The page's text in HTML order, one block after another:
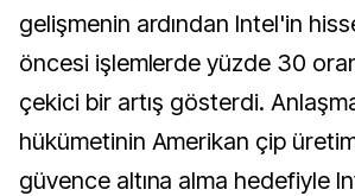
gelişmenin ardından Intel'in
öncesi işlemlerde yüzde 30
çekici bir artış gösterdi.
hükümetinin Amerikan çip
güvence altına alma hedefiyle